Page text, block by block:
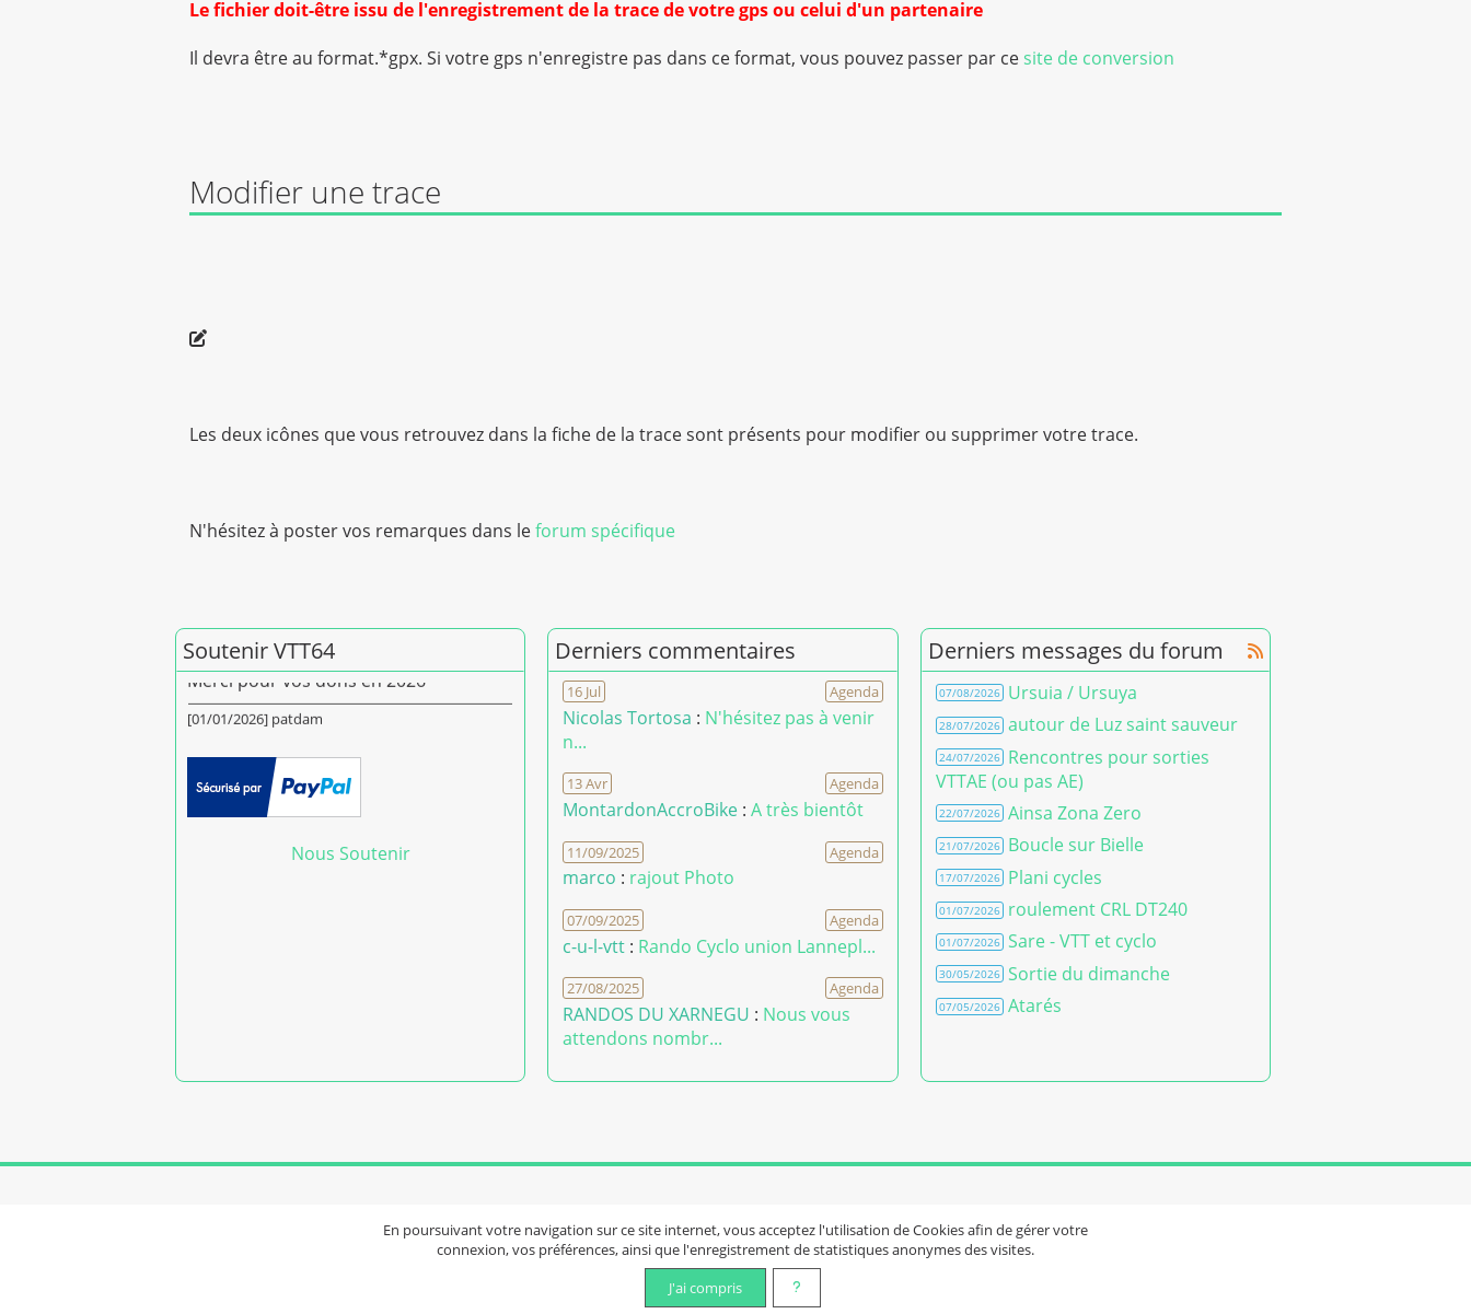
En poursuivant votre navigation sur ce site internet, vous acceptez l'utilisation de Cookies afin de gérer votre
connexion, vos préférences, ainsi que l'enregistrement de statistiques anonymes des visites.
J'ai compris
Le fichier doit-être issu de l'enregistrement de la trace de votre gps ou celui d'un partenaire
Il devra être au format.*gpx. Si votre gps n'enregistre pas dans ce format, vous pouvez passer par cesite de conversion
Modifier une trace
Les deux icônes que vous retrouvez dans la fiche de la trace sont présents pour modifier ou supprimer votre trace.
N'hésitez à poster vos remarques dans leforum spécifique
Soutenir VTT64
Merci pour vos dons en 2026
[01/01/2026] patdam
Nous Soutenir
Derniers commentaires
16 Jul Agenda
Nicolas Tortosa : N'hésitez pas à venir
n...
13 Avr Agenda
MontardonAccroBike :A très bientôt
11/09/2025 Agenda
marco : rajout Photo
07/09/2025 Agenda
c-u-l-vtt : Rando Cyclo union Lannepl...
27/08/2025 Agenda
RANDOS DU XARNEGU : Nous vous
attendons nombr...
Derniers messages du forum
07/08/2026 Ursuia / Ursuya
28/07/2026 autour de Luz saint sauveur
24/07/2026 Rencontres pour sorties
VTTAE (ou pas AE)
22/07/2026 Ainsa Zona Zero
21/07/2026 Boucle sur Bielle
17/07/2026 Plani cycles
01/07/2026 roulement CRL DT240
01/07/2026 Sare - VTT et cyclo
30/05/2026 Sortie du dimanche
07/05/2026 Atarés
Humblement propulsé par PHPBoost|